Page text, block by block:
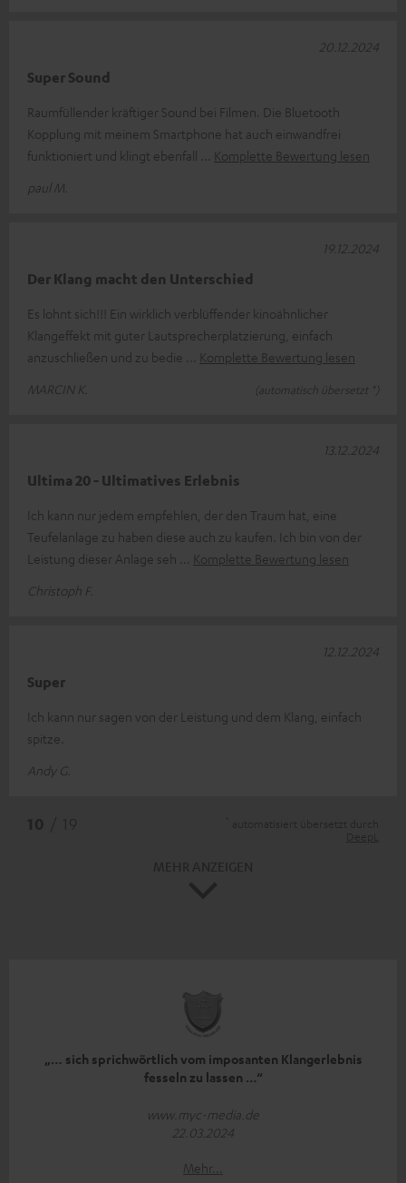
Super Sound
Raumfüllender kräftiger Sound bei Filmen. Die Bluetooth
Kopplung mit meinem Smartphone hat auch einwandfrei
funktioniert und klingt ebenfall
Komplette Bewertung lesen
paul M.
20.12.2024
Der Klang macht den Unterschied
Es lohnt sich!!! Ein wirklich verblüffender kinoähnlicher
Klangeffekt mit guter Lautsprecherplatzierung, einfach
anzuschließen und zu bedie
Komplette Bewertung lesen
MARCIN K.
(automatisch übersetzt *)
19.12.2024
Ultima 20 - Ultimatives Erlebnis
Ich kann nur jedem empfehlen, der den Traum hat, eine
Teufelanlage zu haben diese auch zu kaufen. Ich bin von der
Leistung dieser Anlage seh
Komplette Bewertung lesen
Christoph F.
13.12.2024
Super
Ich kann nur sagen von der Leistung und dem Klang, einfach
spitze.
Andy G.
12.12.2024
„… sich sprichwörtlich vom imposanten Klangerlebnis
fesseln zu lassen …“
www.myc-media.de
22.03.2024
Mehr...